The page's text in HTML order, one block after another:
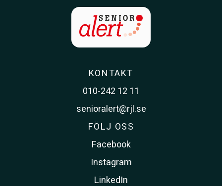
KONTAKT
010-242 12 11
senioralert@rjl.se
FÖLJ OSS
Facebook
Instagram
LinkedIn